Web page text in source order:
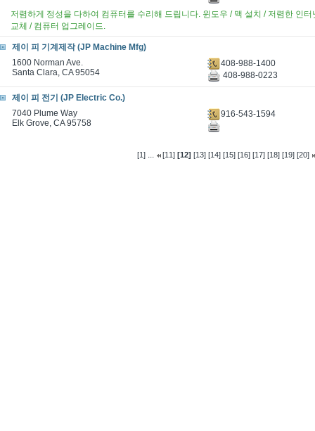
저렴하게 정성을 다하여 컴퓨터를 수리해 드립니다. 윈도우 / 맥 설치 / 저렴한 인
교체 / 컴퓨터 업그레이드.
제이 피 기계제작 (JP Machine Mfg)
1600 Norman Ave.
Santa Clara, CA 95054
408-988-1400
408-988-0223
제이 피 전기 (JP Electric Co.)
7040 Plume Way
Elk Grove, CA 95758
916-543-1594
[1] ... [11] [12] [13] [14] [15] [16] [17] [18] [19] [20]